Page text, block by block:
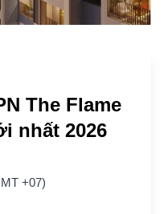
The Flame
nhất 2026
+07)